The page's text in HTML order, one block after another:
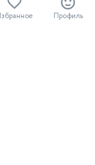
Профиль
У нас есть всё!